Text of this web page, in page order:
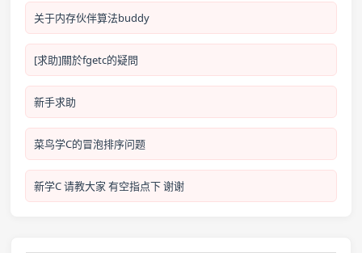
关于内存伙伴算法buddy
[求助]關於fgetc的疑問
新手求助
菜鸟学C的冒泡排序问题
新学C 请教大家 有空指点下 谢谢